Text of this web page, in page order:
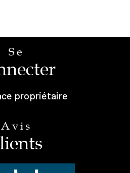
Se
propriétaire
Avis